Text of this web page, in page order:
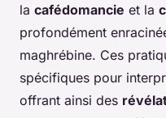
la cafédomancie et la
profondément
maghrébine. Ces
spécifiques pour
offrant ainsi des